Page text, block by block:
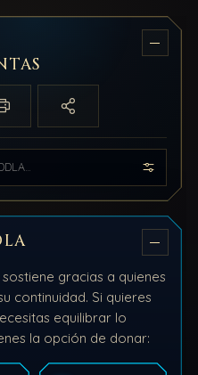
Imprimir / PDFCompartir
gracias a quienes
continuidad. Si quieres
equilibrar lo
la opción de donar: